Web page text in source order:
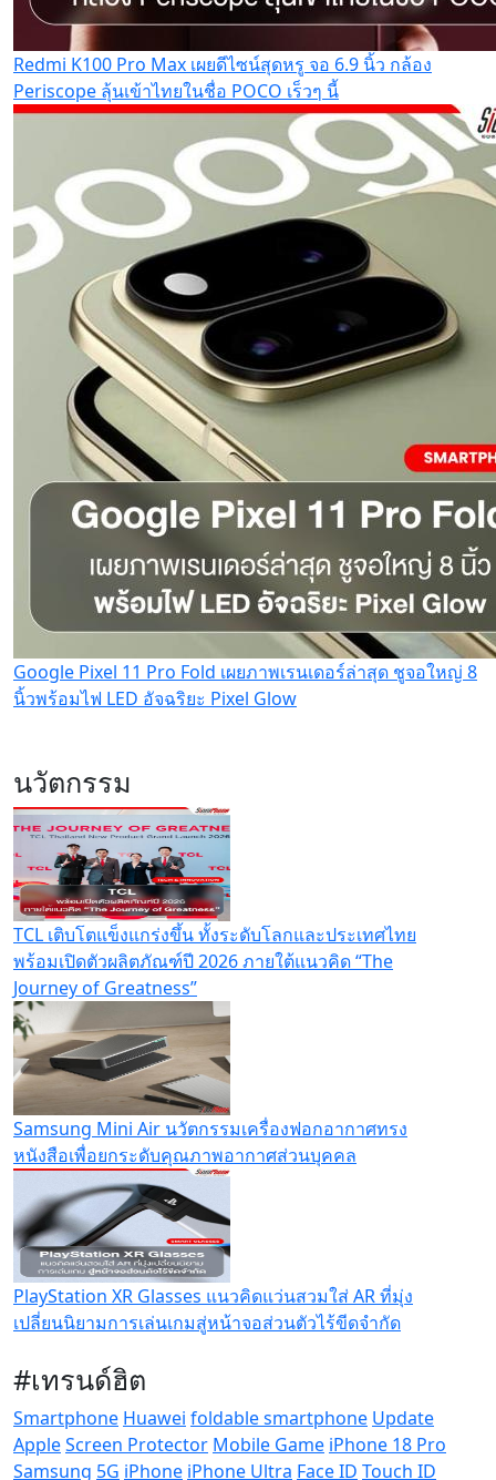
Redmi K100 Pro Max เผยดีไซน์สุดหรู จอ 6.9 นิ้ว กล้อง
Periscope ลุ้นเข้าไทยในชื่อ POCO เร็วๆ นี้
Google Pixel 11 Pro Fold เผยภาพเรนเดอร์ล่าสุด ชูจอใหญ่ 8
นิ้วพร้อมไฟ LED อัจฉริยะ Pixel Glow
นวัตกรรม
TCL เติบโตแข็งแกร่งขึ้น ทั้งระดับโลกและประเทศไทย
พร้อมเปิดตัวผลิตภัณฑ์ปี 2026 ภายใต้แนวคิด “The
Journey of Greatness”
Samsung Mini Air นวัตกรรมเครื่องฟอกอากาศทรง
หนังสือเพื่อยกระดับคุณภาพอากาศส่วนบุคคล
PlayStation XR Glasses แนวคิดแว่นสวมใส่ AR ที่มุ่ง
เปลี่ยนนิยามการเล่นเกมสู่หน้าจอส่วนตัวไร้ขีดจำกัด
#เทรนด์ฮิต
Smartphone Huawei foldable smartphone Update
AppleScreen Protector Mobile Game iPhone 18 Pro
Samsung 5G iPhone iPhone Ultra Face ID Touch ID